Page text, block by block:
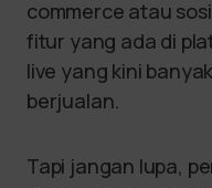
commerce atau
fitur yang ada di
live yang kini
berjualan.
Tapi jangan lupa,